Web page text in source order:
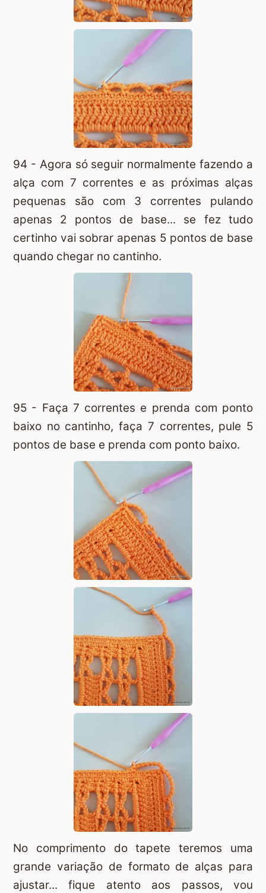
94 - Agora só seguir normalmente fazendo a
alça com 7 correntes e as próximas alças
pequenas são com 3 correntes pulando
apenas 2 pontos de base... se fez tudo
certinho vai sobrar apenas 5 pontos de base
quando chegar no cantinho.
95 - Faça 7 correntes e prenda com ponto
baixo no cantinho, faça 7 correntes, pule 5
pontos de base e prenda com ponto baixo.
No comprimento do tapete teremos uma
grande variação de formato de alças para
ajustar... fique atento aos passos, vou